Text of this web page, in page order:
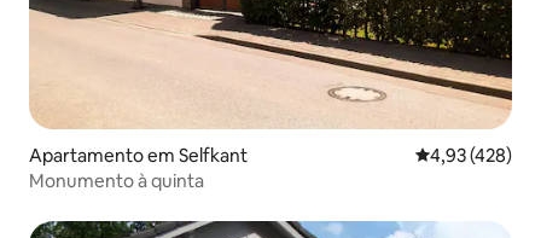
Apartamento em Selfkant Classificação
4,93 (428)
Monumento à quinta